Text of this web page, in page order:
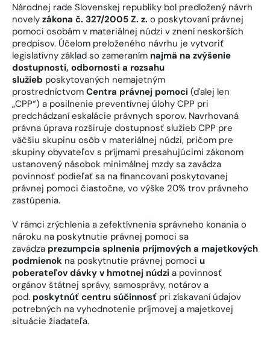
Národnej rade Slovenskej republiky bol predložený návrh
novely zákona č. 327/2005 Z. z. o poskytovaní právnej
pomoci osobám v materiálnej núdzi v znení neskorších
predpisov. Účelom preloženého návrhu je vytvoriť
legislatívny základ so zameraním najmä na zvýšenie
dostupnosti, odbornosti a rozsahu
služieb poskytovaných nemajetným
prostredníctvom Centra právnej pomoci (ďalej len
„CPP“) a posilnenie preventívnej úlohy CPP pri
predchádzaní eskalácie právnych sporov. Navrhovaná
právna úprava rozširuje dostupnosť služieb CPP pre
väčšiu skupinu osôb v materiálnej núdzi, pričom pre
skupiny obyvateľov s príjmami presahujúcimi zákonom
ustanovený násobok minimálnej mzdy sa zavádza
povinnosť podieľať sa na financovaní poskytovanej
právnej pomoci čiastočne, vo výške 20% trov právneho
zastúpenia.
V rámci zrýchlenia a zefektívnenia správneho konania o
nároku na poskytnutie právnej pomoci sa
zavádza prezumpcia splnenia príjmových a majetkových
podmienok na poskytnutie právnej pomoci u
poberateľov dávky v hmotnej núdzi a povinnosť
orgánov štátnej správy, samosprávy, notárov a
pod. poskytnúť centru súčinnosť pri získavaní údajov
potrebných na vyhodnotenie príjmovej a majetkovej
situácie žiadateľa.